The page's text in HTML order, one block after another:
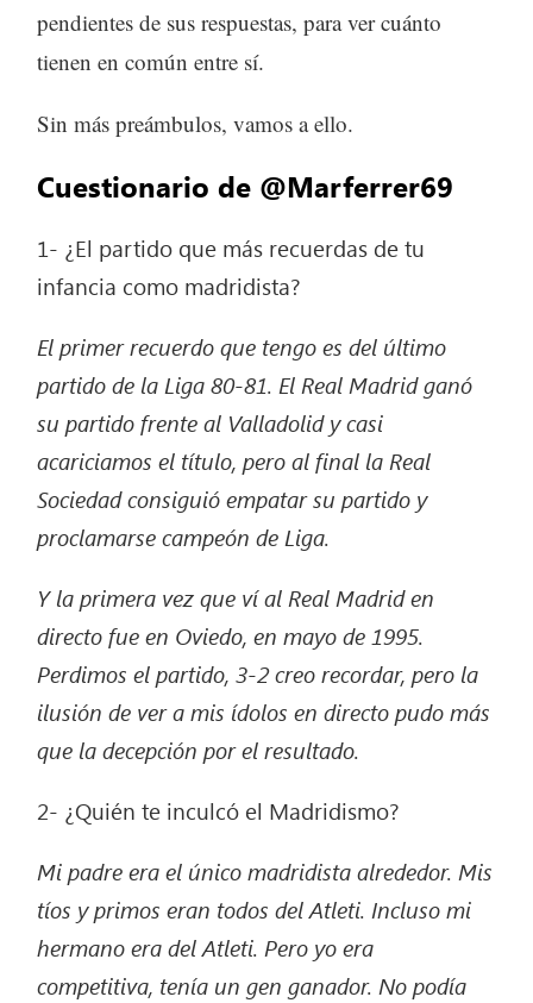
pendientes de sus respuestas, para ver cuánto
tienen en común entre sí.
Sin más preámbulos, vamos a ello.
Cuestionario de @Marferrer69
1- ¿El partido que más recuerdas de tu
infancia como madridista?
El primer recuerdo que tengo es del último
partido de la Liga 80-81. El Real Madrid ganó
su partido frente al Valladolid y casi
acariciamos el título, pero al final la Real
Sociedad consiguió empatar su partido y
proclamarse campeón de Liga.
Y la primera vez que ví al Real Madrid en
directo fue en Oviedo, en mayo de 1995.
Perdimos el partido, 3-2 creo recordar, pero la
ilusión de ver a mis ídolos en directo pudo más
que la decepción por el resultado.
2- ¿Quién te inculcó el Madridismo?
Mi padre era el único madridista alrededor. Mis
tíos y primos eran todos del Atleti. Incluso mi
hermano era del Atleti. Pero yo era
competitiva, tenía un gen ganador. No podía